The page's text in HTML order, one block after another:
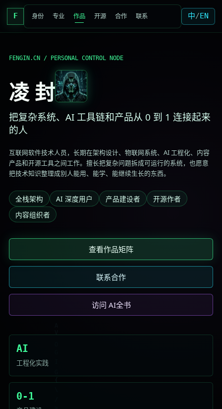
F 身份 专业 作品 开源 合作 联系 中/EN
FENGIN.CN / PERSONAL CONTROL NODE
凌 封
把复杂系统、AI 工具链和产品从 0 到 1 连接起来
的人
互联网软件技术人员，长期在架构设计、物联网系统、AI 工程化、内容
产品和开源工具之间工作。擅长把复杂问题拆成可运行的系统，也愿意
把技术知识整理成别人能用、能学、能继续生长的东西。
全栈架构 AI 深度用户 产品建设者
开源作者
内容组织者
查看作品矩阵
联系合作
访问 AI全书
AI
工程化实践
0-1